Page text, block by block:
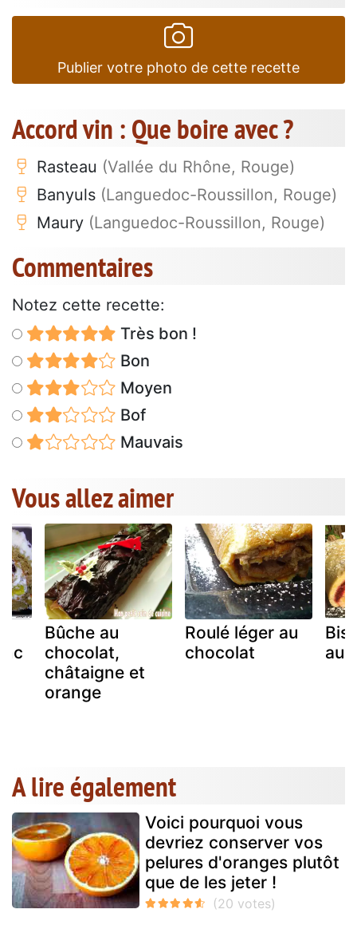
Publier votre photo de cette recette
Accord vin : Que boire avec ?
Rasteau (Vallée du Rhône, Rouge)
Banyuls (Languedoc-Roussillon, Rouge)
Maury (Languedoc-Roussillon, Rouge)
Commentaires
Notez cette recette:
Très bon !
Bon
Moyen
Bof
Mauvais
Vous allez aimer
Bûche au
chocolat,
châtaigne et
orange
Roulé léger au
chocolat
A lire également
Voici pourquoi vous
devriez conserver vos
pelures d'oranges plutôt
que de les jeter !